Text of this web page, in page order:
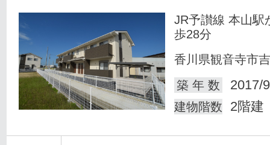
JR予讃線 本山駅
歩28分
香川県観音寺市
築 年 数
2017/
建物階数 2階建